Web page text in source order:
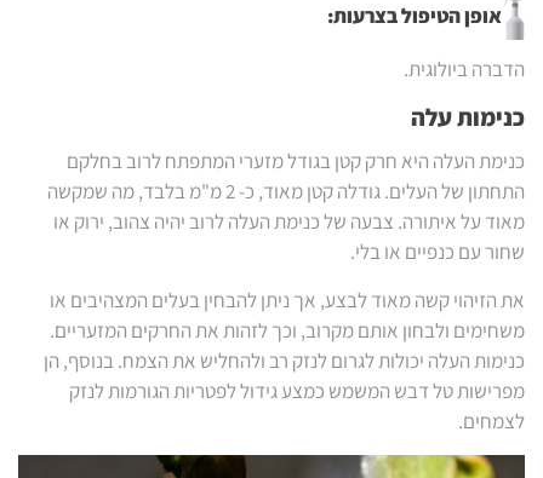
אופן הטיפול בצרעות:
הדברה ביולוגית.
כנימות עלה
כנימת העלה היא חרק קטן בגודל מזערי המתפתח לרוב בחלקם
התחתון של העלים. גודלה קטן מאוד, כ- 2 מ"מ בלבד, מה שמקשה
מאוד על איתורה. צבעה של כנימת העלה לרוב יהיה צהוב, ירוק או
שחור עם כנפיים או בלי.
את הזיהוי קשה מאוד לבצע, אך ניתן להבחין בעלים המצהיבים או
משחימים ולבחון אותם מקרוב, וכך לזהות את החרקים המזעריים.
כנימות העלה יכולות לגרום לנזק רב ולהחליש את הצמח. בנוסף, הן
מפרישות טל דבש המשמש כמצע גידול לפטריות הגורמות לנזק
לצמחים.